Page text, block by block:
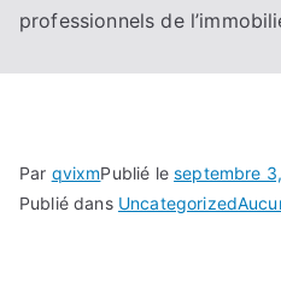
professionnels de
Par qvixmPublié leseptembre
Publié dans Uncategorized